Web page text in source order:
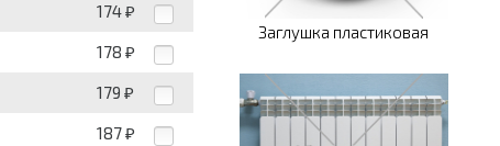
174 ₽
178 ₽
179 ₽
187 ₽
Заглушка пластиковая